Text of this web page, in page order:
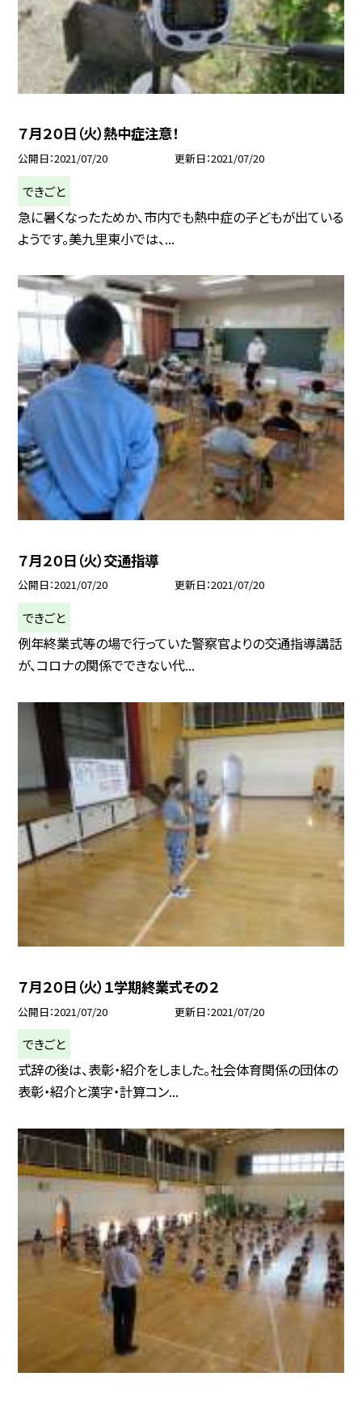
７月２０日（火）熱中症注意！
公開日 2021/07/20 更新日 2021/07/20
できごと
急に暑くなったためか、市内でも熱中症の子どもが出ている
ようです。美九里東小では、...
７月２０日（火）交通指導
公開日 2021/07/20 更新日 2021/07/20
できごと
例年終業式等の場で行っていた警察官よりの交通指導講話
が、コロナの関係でできない代...
７月２０日（火）１学期終業式その２
公開日 2021/07/20 更新日 2021/07/20
できごと
式辞の後は、表彰・紹介をしました。社会体育関係の団体の
表彰・紹介と漢字・計算コン...